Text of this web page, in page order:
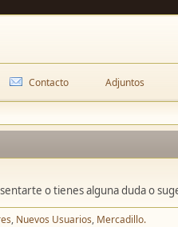
Contacto Adjuntos
o tienes alguna duda o
Nuevos Usuarios Mercadillo.